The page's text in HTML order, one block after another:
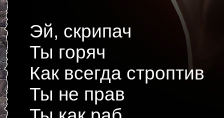
Эй, скрипач
Ты горяч
Как всегда строптив
Ты не прав